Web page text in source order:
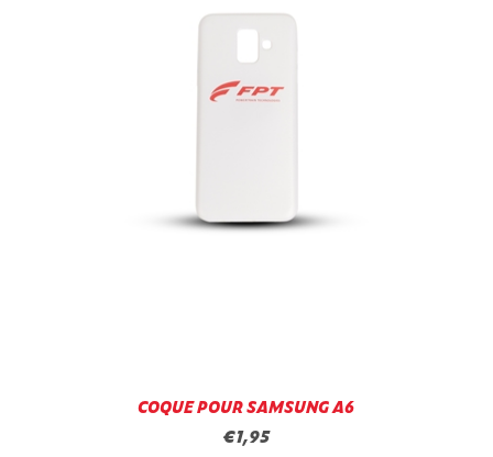
COQUE POUR SAMSUNG A6
€1,95